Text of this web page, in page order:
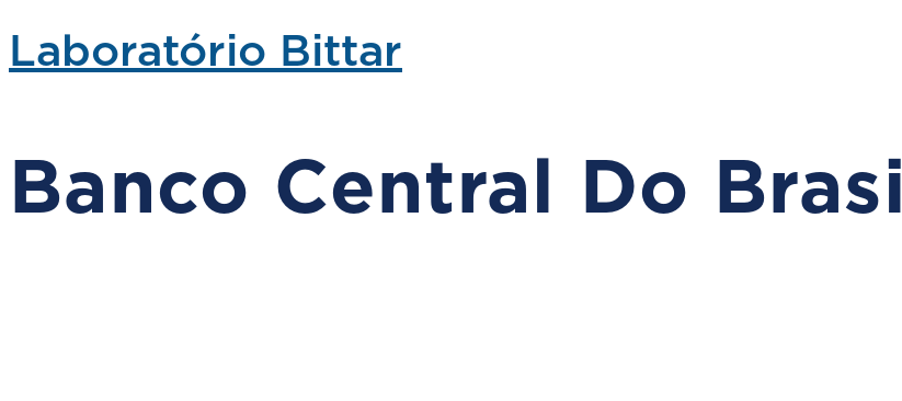
Laboratório Bittar
Banco Central Do Brasil